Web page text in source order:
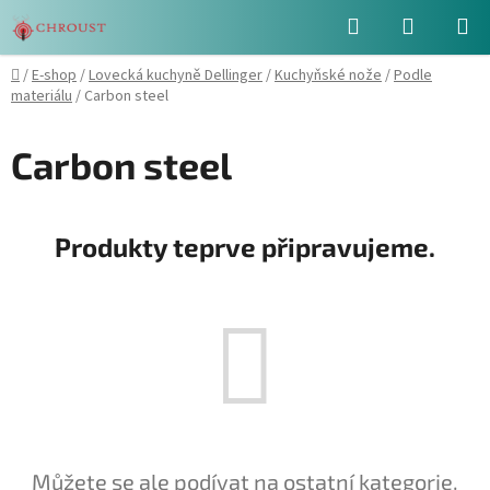
na
obsah
Hledat
KOŠÍK
Domů
/E-shop/Lovecká kuchyně Dellinger/Kuchyňské nože/Podle
materiálu/ Carbon steel
Carbon steel
Produkty teprve připravujeme.
Můžete se ale podívat na ostatní kategorie.